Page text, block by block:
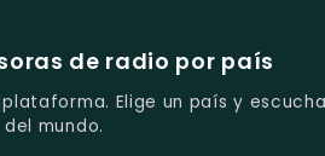
de radio por país
Elige un país y
del mundo.